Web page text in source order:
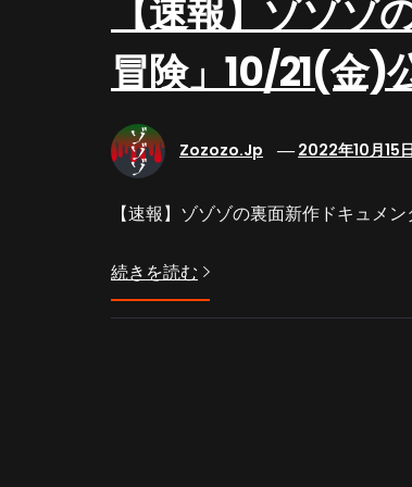
【速報】ゾゾゾ
冒険」10/21(金)
Zozozo.jp 2022年10月15日
【速報】ゾゾゾの裏面新作ドキュメ
続きを読む